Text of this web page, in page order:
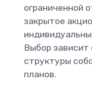
ограниченной
закрытое
Выбор зависит
структуры
планов.